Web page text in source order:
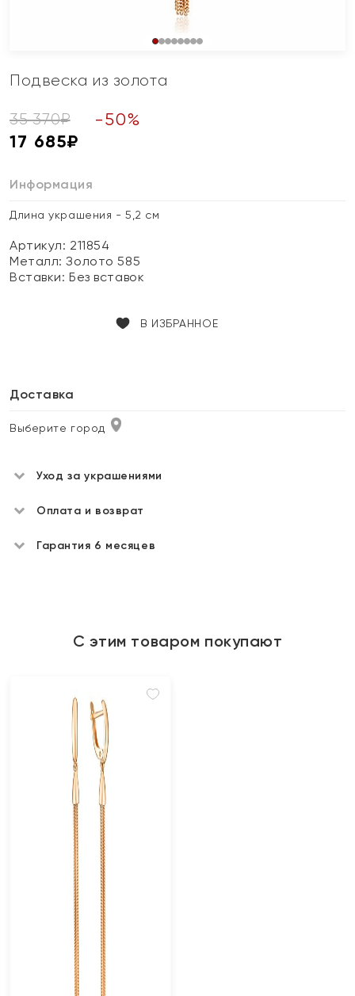
Подвеска из золота
35 370₽ -50%
17 685₽
Информация
Длина украшения - 5,2 см
Артикул: 211854
Металл:Золото 585
Вставки:Без вставок
В ИЗБРАННОЕ
Доставка
Выберите город
Уход за украшениями
Оплата и возврат
Гарантия 6 месяцев
С этим товаром покупают